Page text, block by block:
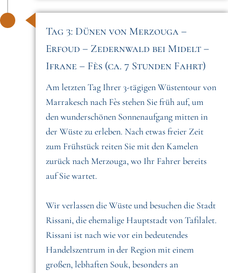
Tag 3: Dünen von Merzouga –
Erfoud – Zedernwald bei Midelt –
Ifrane – Fès (ca. 7 Stunden Fahrt)
Am letzten Tag Ihrer 3-tägigen Wüstentour von
Marrakesch nach Fès stehen Sie früh auf, um
den wunderschönen Sonnenaufgang mitten in
der Wüste zu erleben. Nach etwas freier Zeit
zum Frühstück reiten Sie mit den Kamelen
zurück nach Merzouga, wo Ihr Fahrer bereits
auf Sie wartet.
Wir verlassen die Wüste und besuchen die Stadt
Rissani, die ehemalige Hauptstadt von Tafilalet.
Rissani ist nach wie vor ein bedeutendes
Handelszentrum in der Region mit einem
großen, lebhaften Souk, besonders an